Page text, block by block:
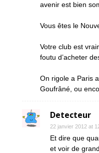
avenir est bien
Vous êtes le
Votre club est
foutu d’acheter
On rigole a Paris
Goufrâné, ou
Detecteur
22 janvier 2012 at
Et dire que
et voir de